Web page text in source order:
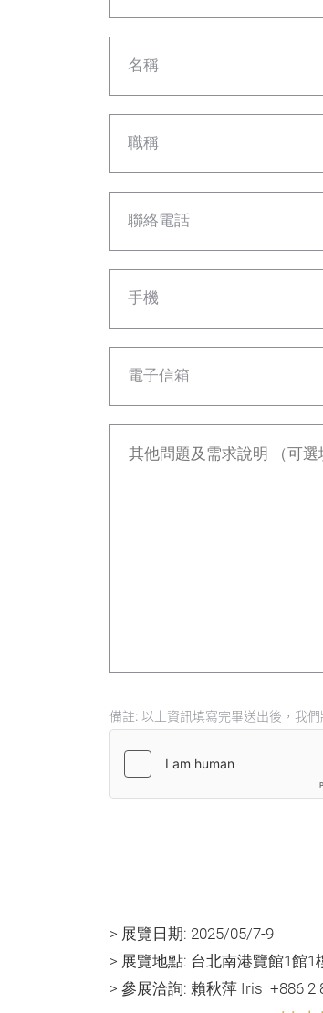
名稱
職稱
聯絡電話
手機
電子信箱
備註: 以上資訊填寫完畢送出後，我
> 展覽日期: 2025/05/7-9
> 展覽地點: 台北南港覽館1館1
> 參展洽詢: 賴秋萍 Iris +886 2